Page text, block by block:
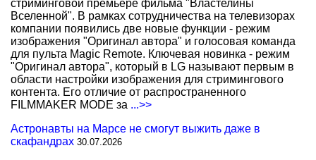
стриминговой премьере фильма "Властелины
Вселенной". В рамках сотрудничества на телевизорах
компании появились две новые функции - режим
изображения "Оригинал автора" и голосовая команда
для пульта Magic Remote. Ключевая новинка - режим
"Оригинал автора", который в LG называют первым в
области настройки изображения для стримингового
контента. Его отличие от распространенного
FILMMAKER MODE за ...>>
Астронавты на Марсе не смогут выжить даже в
скафандрах 30.07.2026